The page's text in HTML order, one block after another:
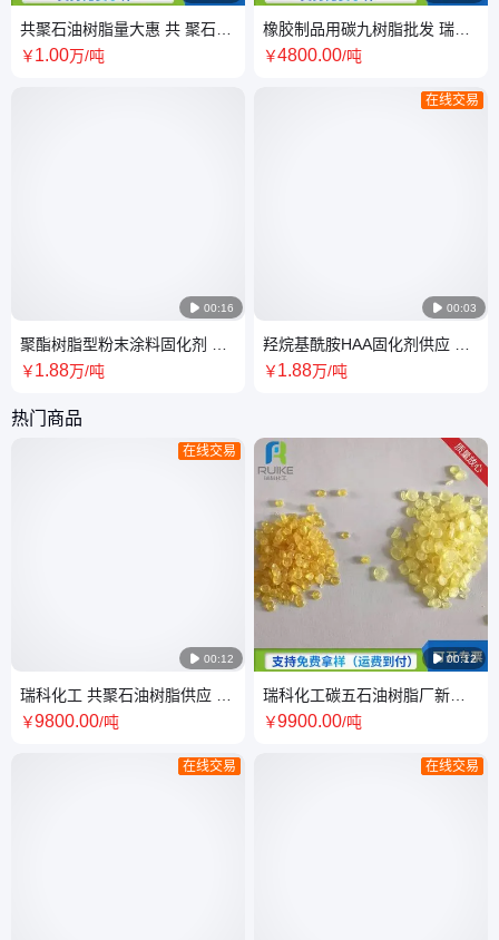
共聚石油树脂量大惠 共 聚石油
树脂供应瑞科化工
￥1.00万/吨
 00:16
聚酯树脂型粉末涂料固化剂 羟
烷基酰胺供应 瑞科化工
￥1.88万/吨
橡胶制品用碳九树脂批发 瑞科
化工 油墨用碳九石油树脂
￥4800.00/吨
 00:03
在线交易
羟烷基酰胺HAA固化剂供应 批
发生产 瑞科化工公司
￥1.88万/吨
热门商品
 00:12
在线交易
瑞科化工 共聚石油树脂供应 新
型共聚石油树脂色号齐全
￥9800.00/吨
在线交易
 00:12
瑞科化工碳五石油树脂厂新型
碳五石 油树脂供应
￥9900.00/吨
在线交易